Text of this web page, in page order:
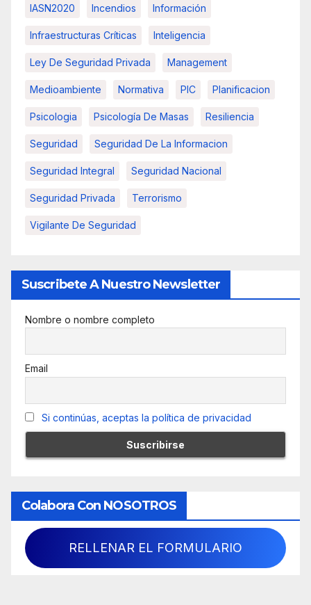
IASN2020 Incendios Información
Infraestructuras Críticas Inteligencia
Ley De Seguridad Privada Management
Medioambiente Normativa PIC Planificacion
Psicologia Psicología De Masas Resiliencia
Seguridad Seguridad De La Informacion
Seguridad Integral Seguridad Nacional
Seguridad Privada Terrorismo
Vigilante De Seguridad
Suscribete A Nuestro Newsletter
Nombre o nombre completo
Email
Si continúas, aceptas la política de privacidad
Colabora Con NOSOTROS
RELLENAR EL FORMULARIO